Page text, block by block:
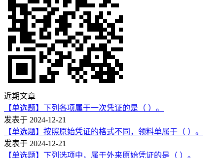
近期文章
【单选题】下列各项属于一次凭证的是（ ）。
发表于 2024-12-21
【单选题】按照原始凭证的格式不同，领料单属于（ ）。
发表于 2024-12-21
【单选题】下列选项中，属于外来原始凭证的是（ ）。